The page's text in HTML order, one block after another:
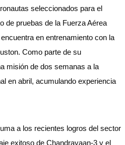
seleccionados para el
de pruebas de la Fuerza Aérea
en entrenamiento con la
Como parte de su
misión de dos semanas a la
en abril, acumulando experiencia
a los recientes logros del sector
exitoso de Chandrayaan-3 y el